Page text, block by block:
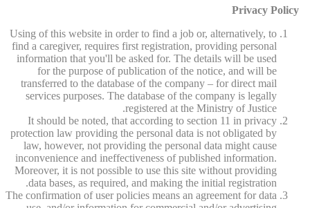
Privacy Policy
Using of this website in order to find a job or, alternatively, to
find a caregiver, requires first registration, providing personal
information that you'll be asked for. The details will be used
for the purpose of publication of the notice, and will be
transferred to the database of the company – for direct mail
services purposes. The database of the company is legally
registered at the Ministry of Justice.
It should be noted, that according to section 11 in privacy
protection law providing the personal data is not obligated by
law, however, not providing the personal data might cause
inconvenience and ineffectiveness of published information.
Moreover, it is not possible to use this site without providing
data bases, as required, and making the initial registration.
The confirmation of user policies means an agreement for data